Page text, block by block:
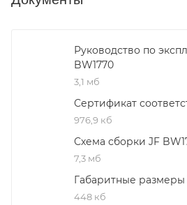
Руководство по
BW1770
3,1 мб
Сертификат
976,9 кб
Схема сборки JF
7,3 мб
Габаритные размеры
448 кб